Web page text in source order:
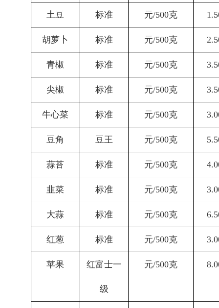
土豆 标准 元/500克
胡萝卜 标准 元/500克
青椒 标准 元/500克 3.5
尖椒 标准 元/500克
牛心菜 标准 元/500克
豆角 豆王 元/500克 5.5
蒜苔 标准 元/500克
韭菜 标准 元/500克
大蒜 标准 元/500克
红葱 标准 元/500克 3.0
苹果 红富士一
级
元/500克